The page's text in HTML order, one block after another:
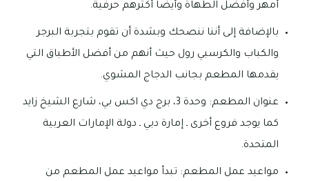
أمهر وأفضل الطهاة وأيضًا أكثرهم حرفية.
بالإضافة إلى أننا ننصحك وبشدة أن تقوم بتجربة البرجر
والكباب والكرسبي رول حيث أنهم من أفضل الأطباق التي
يقدمها المطعم بجانب الدجاج المشوي.
عنوان المطعم: وحدة 3، برج دي اكس بي، شارع الشيخ زايد
كما يوجد فروع أخرى ـ إمارة دبي ـ دولة الإمارات العربية
المتحدة.
مواعيد عمل المطعم: تبدأ مواعيد عمل المطعم من